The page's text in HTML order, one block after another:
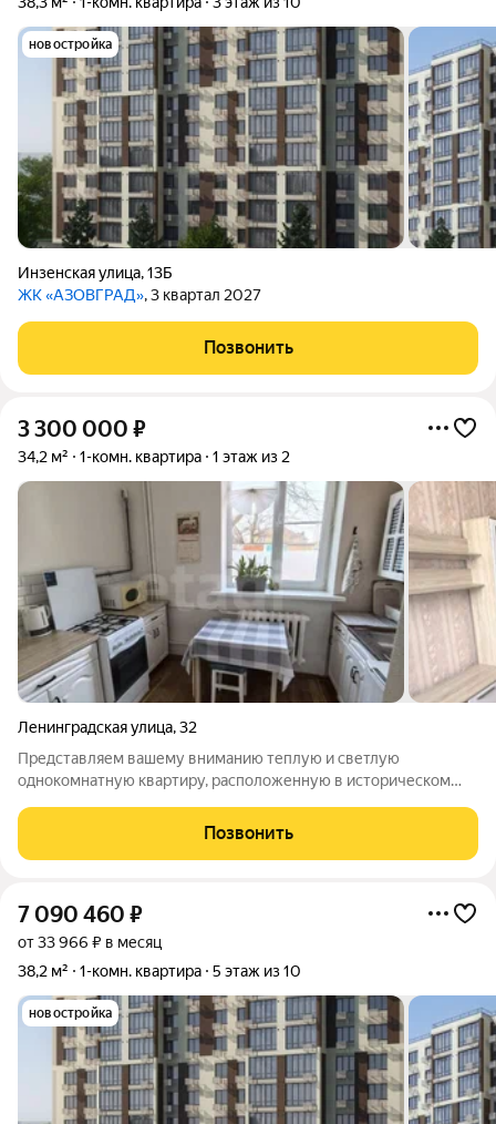
новостройка
Инзенская улица,13Б
ЖК «АЗОВГРАД», 3 квартал 2027
Позвонить
3 300 000 ₽
34,2 м² 1-комн. квартира 1 этаж из 2
Ленинградская улица,32
Представляем вашему вниманию теплую и светлую
однокомнатную квартиру, расположенную в историческом
очарования и современного комфорта, идеально подходящее
для тех, кто ценит уют, тишину и
Позвонить
7 090 460 ₽
от 33 966 ₽ в месяц
38,2 м²
1-комн. квартира 5 этаж из 10
новостройка